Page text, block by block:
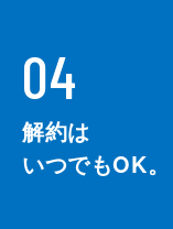
04
解約は
いつでもOK。